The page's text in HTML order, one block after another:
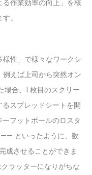
作業効率の向上」を核
。
性」で様々なワークシ
えば上司から突然オン
合、1 枚目のスクリー
スプレッドシートを開
フットボールのロスタ
といったように、数
成させることができま
ラッターになりがちな